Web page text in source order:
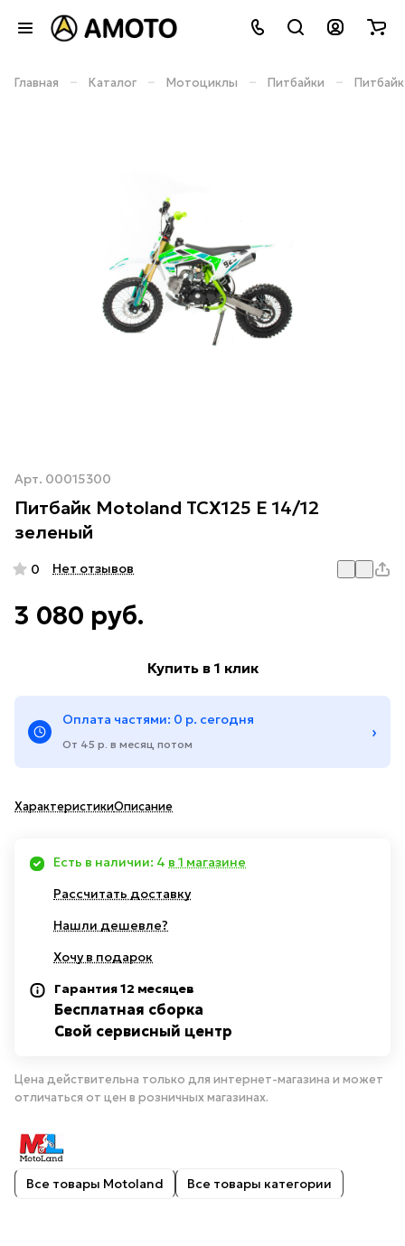
Главная – Каталог – Мотоциклы – Питбайки –
Арт. 00015300
Питбайк Motoland TCX125 E 14/12
зеленый
0 Нет отзывов
3 080 руб.
Купить в 1 клик
Оплата частями: 0 р. сегодня
От 45 р. в месяц потом
›
ХарактеристикиОписание
Есть в наличии: 4 в 1 магазине
Рассчитать доставку
Нашли дешевле?
Хочу в подарок
Гарантия 12 месяцев
Бесплатная сборка
Свой сервисный центр
Цена действительна только для интернет-магазина и может
отличаться от цен в розничных магазинах.
Все товары Motoland Все товары категории